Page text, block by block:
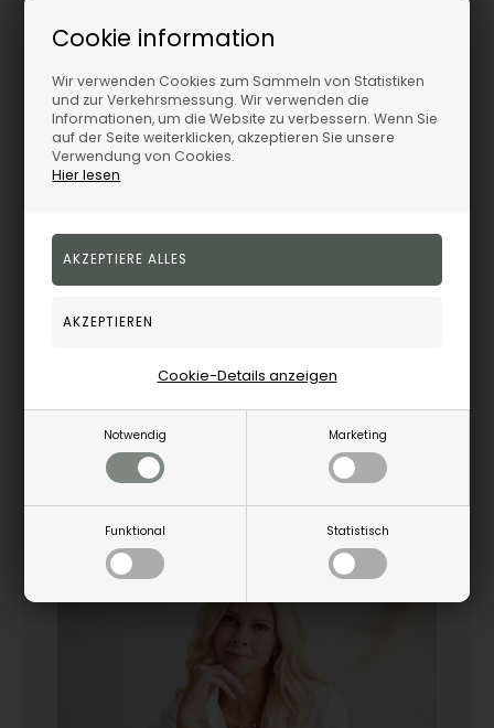
Cookie information
Wir verwenden Cookies zum Sammeln von Statistiken
und zur Verkehrsmessung. Wir verwenden die
Informationen, um die Website zu verbessern. Wenn Sie
auf der Seite weiterklicken, akzeptieren Sie unsere
Verwendung von Cookies.
Hier lesen
Notwendig Marketing
Funktional Statistisch
Cookie-Details anzeigen